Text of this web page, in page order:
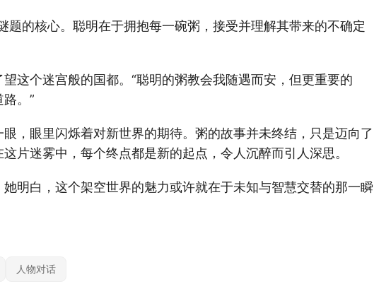
题的核心。聪明在于拥抱每一碗粥，接受并理解其带来的不确定
这个迷宫般的国都。“聪明的粥教会我随遇而安，但更重要的
。”
，眼里闪烁着对新世界的期待。粥的故事并未终结，只是迈向了
片迷雾中，每个终点都是新的起点，令人沉醉而引人深思。
明白，这个架空世界的魅力或许就在于未知与智慧交替的那一瞬
人物对话